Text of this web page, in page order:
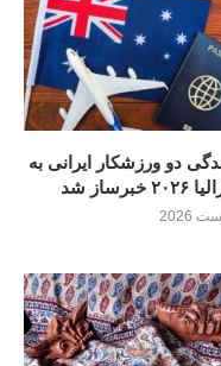
دو ورزشکار ایرانی به
خبرساز شد